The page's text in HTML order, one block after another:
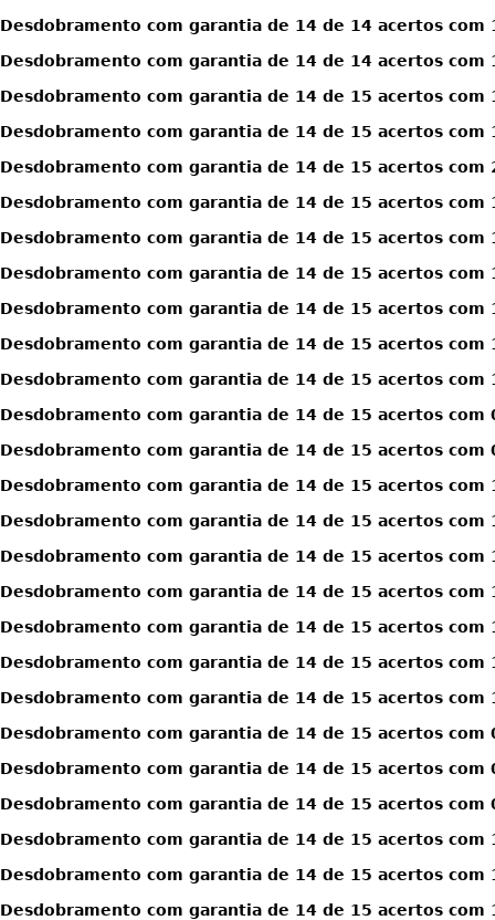
Desdobramento com garantia de 14 de 14 acertos com
Desdobramento com garantia de 14 de 14 acertos com
Desdobramento com garantia de 14 de 15 acertos com
Desdobramento com garantia de 14 de 15 acertos com
Desdobramento com garantia de 14 de 15 acertos com
Desdobramento com garantia de 14 de 15 acertos com
Desdobramento com garantia de 14 de 15 acertos com
Desdobramento com garantia de 14 de 15 acertos com
Desdobramento com garantia de 14 de 15 acertos com
Desdobramento com garantia de 14 de 15 acertos com
Desdobramento com garantia de 14 de 15 acertos com
Desdobramento com garantia de 14 de 15 acertos com
Desdobramento com garantia de 14 de 15 acertos com
Desdobramento com garantia de 14 de 15 acertos com
Desdobramento com garantia de 14 de 15 acertos com
Desdobramento com garantia de 14 de 15 acertos com
Desdobramento com garantia de 14 de 15 acertos com
Desdobramento com garantia de 14 de 15 acertos com
Desdobramento com garantia de 14 de 15 acertos com
Desdobramento com garantia de 14 de 15 acertos com
Desdobramento com garantia de 14 de 15 acertos com
Desdobramento com garantia de 14 de 15 acertos com
Desdobramento com garantia de 14 de 15 acertos com
Desdobramento com garantia de 14 de 15 acertos com
Desdobramento com garantia de 14 de 15 acertos com
Desdobramento com garantia de 14 de 15 acertos com